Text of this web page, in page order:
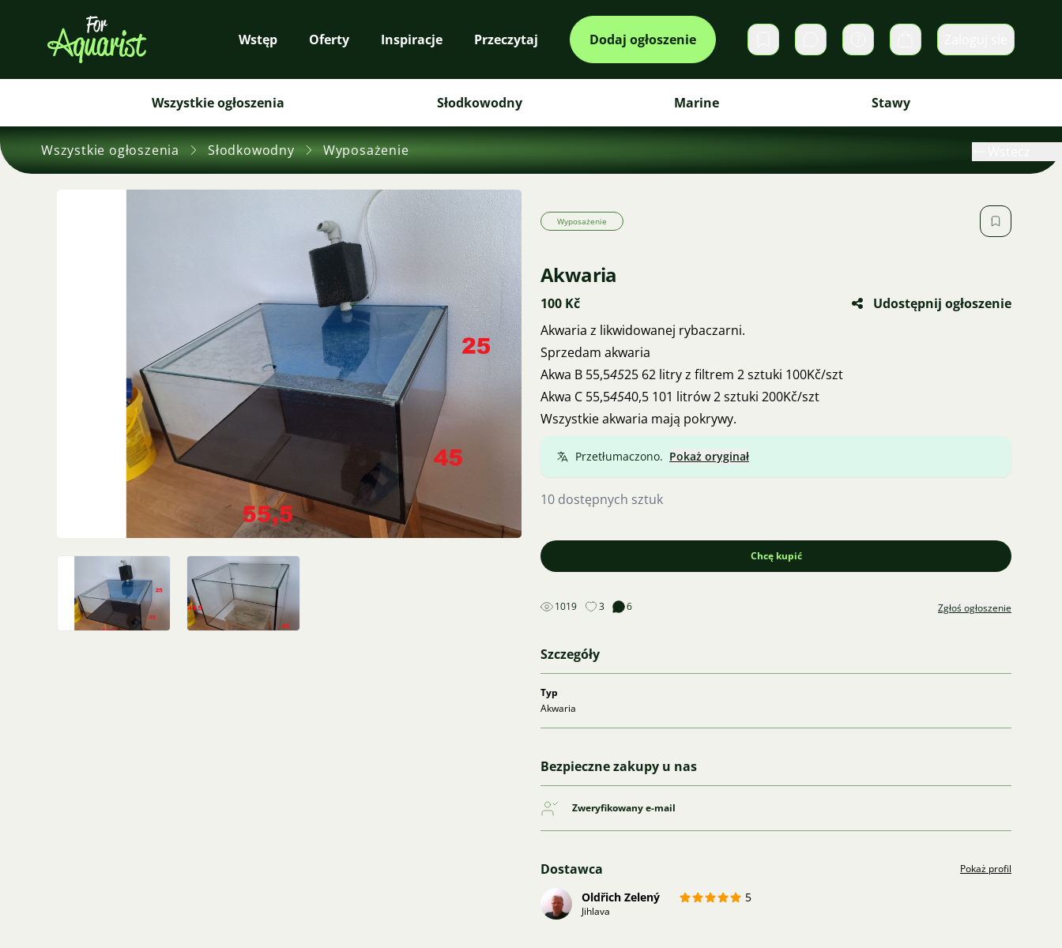
Wstęp Oferty Inspiracje Przeczytaj Dodaj ogłoszenie Prywatne wiadomości
Koszyk
Wszystkie ogłoszenia Słodkowodny Marine Stawy
Wszystkie ogłoszenia Słodkowodny Wyposażenie
Wyposażenie
Akwaria
100 Kč
Udostępnij ogłoszenie
Akwaria z likwidowanej rybaczarni.
Sprzedam akwaria
Akwa B 55,545
25 62 litry z filtrem 2 sztuki 100Kč/szt
Akwa C 55,545
40,5 101 litrów 2 sztuki 200Kč/szt
Wszystkie akwaria mają pokrywy.
Przetłumaczono. Pokaż oryginał
10 dostępnych sztuk
Chcę kupić
1019 3 6 Zgłoś ogłoszenie
Szczegóły
Typ
Akwaria
Bezpieczne zakupy u nas
Zweryfikowany e-mail
Dostawca Pokaż profil
Oldřich Zelený 5
Jihlava